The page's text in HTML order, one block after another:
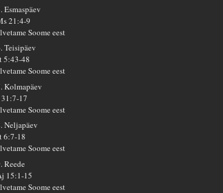
Esmaspäev
21:4-9
Soome eest
Teisipäev
5:43-48
Soome eest
Kolmapäev
31:7-17
Soome eest
Neljapäev
6:7-18
Soome eest
Reede
15:1-15
Soome eest